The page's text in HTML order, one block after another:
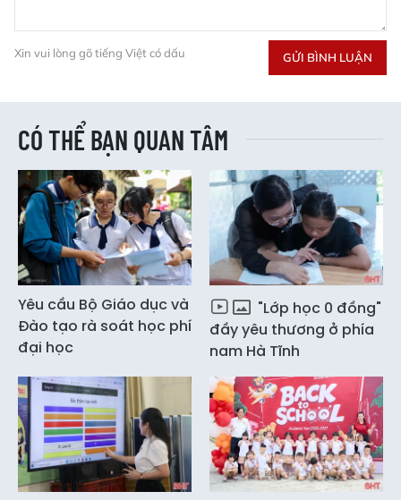
Xin vui lòng gõ tiếng Việt có dấu GỬI BÌNH LUẬN
CÓ THỂ BẠN QUAN TÂM
Yêu cầu Bộ Giáo dục và
Đào tạo rà soát học phí
đại học
"Lớp học 0 đồng"
đầy yêu thương ở phía
nam Hà Tĩnh